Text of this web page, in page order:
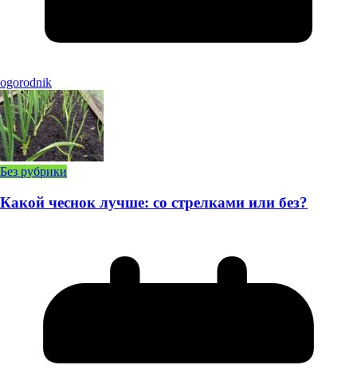
ogorodnik
Без рубрики
Какой чеснок лучше: со стрелками или без?